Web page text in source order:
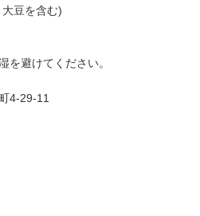
を含む)
包
避けてください。
29-11